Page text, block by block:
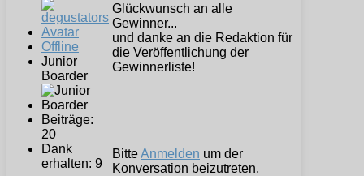
Offline
Junior
Boarder
Beiträge:
20
Dank
erhalten: 9
Glückwunsch an alle
Gewinner...
und danke an die Redaktion für
die Veröffentlichung der
Gewinnerliste!
BitteAnmelden um der
Konversation beizutreten.